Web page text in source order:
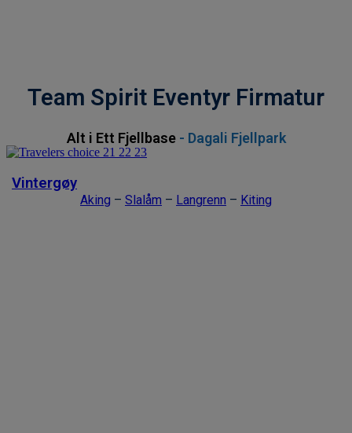
Team Spirit Eventyr Firmatur
Alt i Ett Fjellbase - Dagali Fjellpark
Vintergøy
Aking – Slalåm – Langrenn – Kiting